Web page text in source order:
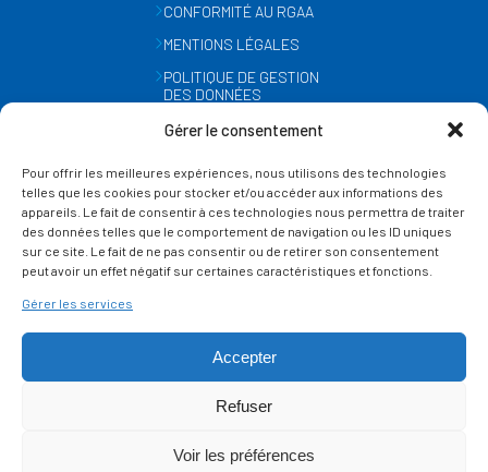
Gérer le consentement
Pour offrir les meilleures expériences, nous utilisons des technologies
telles que les cookies pour stocker et/ou accéder aux informations des
appareils. Le fait de consentir à ces technologies nous permettra de traiter
des données telles que le comportement de navigation ou les ID uniques
sur ce site. Le fait de ne pas consentir ou de retirer son consentement
peut avoir un effet négatif sur certaines caractéristiques et fonctions.
Gérer les services
Accepter
Refuser
Voir les préférences
CONFORMITÉ AU RGAA
MENTIONS LÉGALES
POLITIQUE DE GESTION
DES DONNÉES
GESTION DES COOKIES
SUIVEZ-NOUS
SUR LES RÉSEAUX
Ce site est protégé par reCAPTCHA et lapolitique de vie privée
service Google s'appliquent.